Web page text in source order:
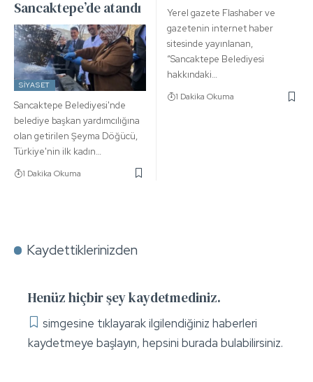
Sancaktepe’de atandı
SIYASET
Sancaktepe Belediyesi'nde
belediye başkan yardımcılığına
olan getirilen Şeyma Döğücü,
Türkiye'nin ilk kadın…
1 Dakika Okuma
Yerel gazete Flashaber ve
gazetenin internet haber
sitesinde yayınlanan,
“Sancaktepe Belediyesi
hakkındaki…
1 Dakika Okuma
Kaydettiklerinizden
Henüz hiçbir şey kaydetmediniz.
simgesine tıklayarak ilgilendiğiniz haberleri
kaydetmeye başlayın, hepsini burada bulabilirsiniz.